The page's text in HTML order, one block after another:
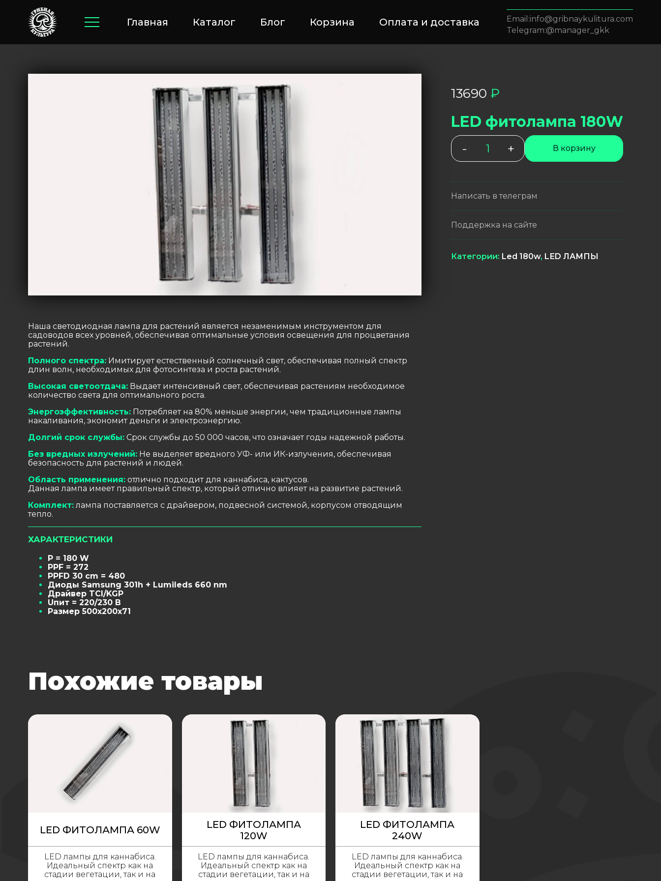
Главная Каталог Блог Корзина Оплата и доставка
info@gribnaykulitura.com
@manager_gkk
13690 ₽
LED фитолампа 180W
-
Количество
товара
LED
+ В корзину
Категории: Led 180w, LЕD ЛАМПЫ
Написать в телеграм
Поддержка на сайте
Наша светодиодная лампа для растений является незаменимым инструментом для
садоводов всех уровней, обеспечивая оптимальные условия освещения для процветания
растений.
Полного спектра: Имитирует естественный солнечный свет, обеспечивая полный спектр
длин волн, необходимых для фотосинтеза и роста растений.
Высокая светоотдача: Выдает интенсивный свет, обеспечивая растениям необходимое
количество света для оптимального роста.
Энергоэффективность: Потребляет на 80% меньше энергии, чем традиционные лампы
накаливания, экономит деньги и электроэнергию.
Долгий срок службы: Срок службы до 50 000 часов, что означает годы надежной работы.
Без вредных излучений: Не выделяет вредного УФ- или ИК-излучения, обеспечивая
безопасность для растений и людей.
Область применения: отлично подходит для каннабиса, кактусов.
Данная лампа имеет правильный спектр, который отлично влияет на развитие растений.
Комплект: лампа поставляется с драйвером, подвесной системой, корпусом отводящим
тепло.
ХАРАКТЕРИСТИКИ
P = 180 W
PPF = 272
PPFD 30 cm = 480
Диоды Samsung 301h + Lumileds 660 nm
Драйвер TCI/KGP
Uпит = 220/230 В
Размер 500х200х71
Похожие товары
LED ФИТОЛАМПА 60W
LED лампы для каннабиса.
Идеальный спектр как на
стадии вегетации, так и на
LED ФИТОЛАМПА
120W
LED лампы для каннабиса.
Идеальный спектр как на
стадии вегетации, так и на
LED ФИТОЛАМПА
240W
LED лампы для каннабиса.
Идеальный спектр как на
стадии вегетации, так и на